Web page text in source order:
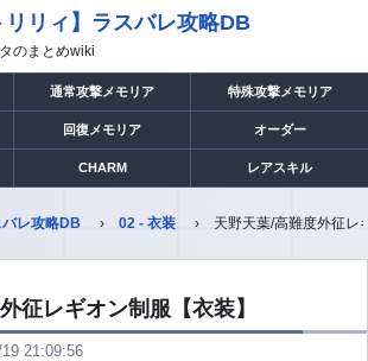
リリィ】ラスバレ攻略DB
のまとめwiki
通常攻撃メモリア 特殊攻撃メモリア
回復メモリア オーダー
CHARM レアスキル
バレ攻略DB 02 - 衣装 天野天葉/高難度外征レ
征レギオン制服【衣装】
21:09:56